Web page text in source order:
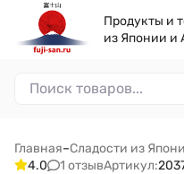
Продукты и
из Японии и
Главная–Сладости из
4.0
1 отзывАртикул: